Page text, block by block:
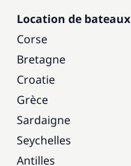
Location de bateaux
Corse
Bretagne
Croatie
Grèce
Sardaigne
Seychelles
Antilles